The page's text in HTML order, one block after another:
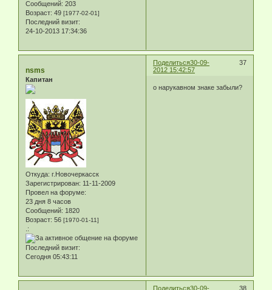
Сообщений: 203
Возраст: 49 [1977-02-01]
Последний визит:
24-10-2013 17:34:36
Поделиться 37
30-09-
2012 15:42:57
nsms
Капитан
Откуда: г.Новочеркасск
Зарегистрирован: 11-11-2009
Провел на форуме:
23 дня 8 часов
Сообщений: 1820
Возраст: 56 [1970-01-11]
.:
Последний визит:
Сегодня 05:43:11
о нарукавном знаке забыли?
Поделиться 38
30-09-